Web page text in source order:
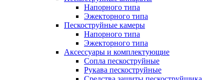
Напорного типа
Эжекторного типа
Пескоструйные камеры
Напорного типа
Эжекторного типа
Аксессуары и комплектующие
Сопла пескоструйные
Рукава пескоструйные